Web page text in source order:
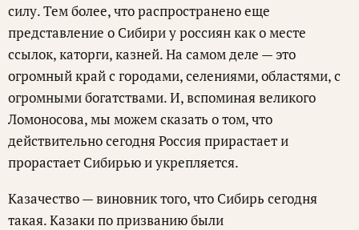
силу. Тем более, что распространено еще
представление о Сибири у россиян как о месте
ссылок, каторги, казней. На самом деле — это
огромный край с городами, селениями, областями, с
огромными богатствами. И, вспоминая великого
Ломоносова, мы можем сказать о том, что
действительно сегодня Россия прирастает и
прорастает Сибирью и укрепляется.
Казачество — виновник того, что Сибирь сегодня
такая. Казаки по призванию были